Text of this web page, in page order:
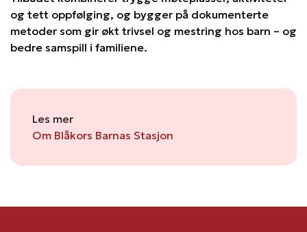
og tett oppfølging, og bygger på dokumenterte
metoder som gir økt trivsel og mestring hos barn – og
bedre samspill i familiene.
Les mer
Om Blåkors Barnas Stasjon